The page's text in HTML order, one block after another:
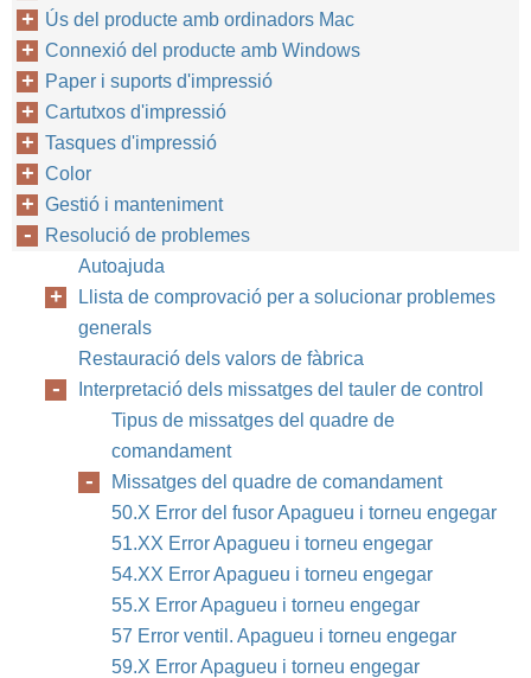
Ús del producte amb ordinadors Mac
Connexió del producte amb Windows
Paper i suports d'impressió
Cartutxos d'impressió
Tasques d'impressió
Color
Gestió i manteniment
Resolució de problemes
Autoajuda
Llista de comprovació per a solucionar problemes
generals
Restauració dels valors de fàbrica
Interpretació dels missatges del tauler de control
Tipus de missatges del quadre de
comandament
Missatges del quadre de comandament
50.X Error del fusor Apagueu i torneu engegar
51.XX Error Apagueu i torneu engegar
54.XX Error Apagueu i torneu engegar
55.X Error Apagueu i torneu engegar
57 Error ventil. Apagueu i torneu engegar
59.X Error Apagueu i torneu engegar